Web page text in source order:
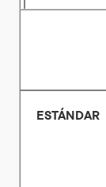
ESTÁNDAR